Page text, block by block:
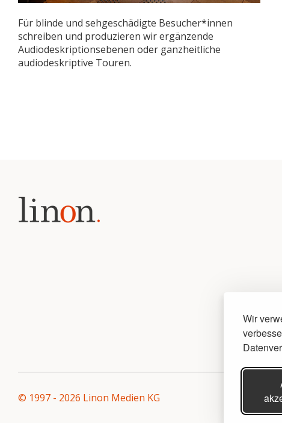
Wir
Für blinde und sehgeschädigte Besucher*innen
schreiben und produzieren wir ergänzende
Audiodeskriptionsebenen oder ganzheitliche
audiodeskriptive Touren.
© 1997 - 2026 Linon Medien KG